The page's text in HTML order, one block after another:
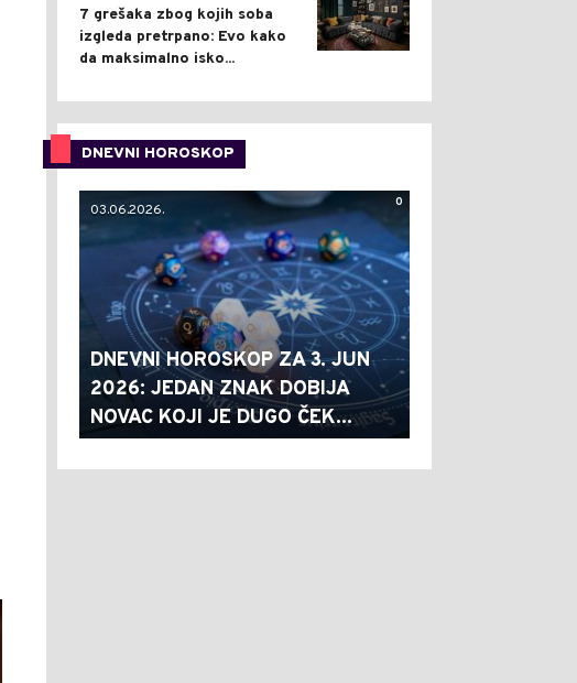
7 grešaka zbog kojih soba
izgleda pretrpano: Evo kako
da maksimalno isko...
DNEVNI HOROSKOP
0
03.06.2026.
DNEVNI HOROSKOP ZA 3. JUN
2026: JEDAN ZNAK DOBIJA
NOVAC KOJI JE DUGO ČEK...